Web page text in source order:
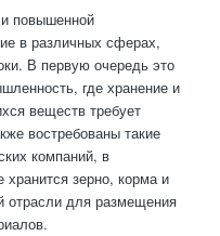
повышенной
в различных сферах,
В первую очередь это
где хранение и
веществ требует
востребованы такие
компаний, в
зерно, корма и
отрасли для размещения